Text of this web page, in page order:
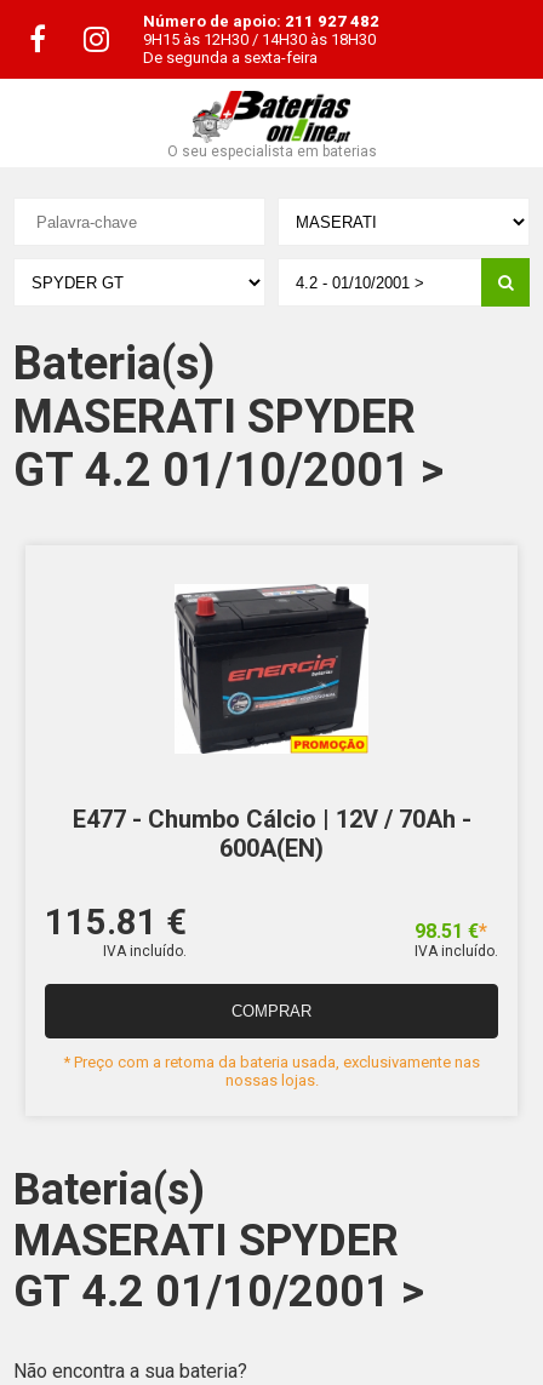
Número de apoio: 211 927 482
9H15 às 12H30 / 14H30 às 18H30
De segunda a sexta-feira
O seu especialista em baterias
Bateria(s)
MASERATI SPYDER
GT 4.2 01/10/2001 >
E477 - Chumbo Cálcio | 12V / 70Ah -
600A(EN)
115.81 €
IVA incluído.
98.51 €*
IVA incluído.
COMPRAR
* Preço com a retoma da bateria usada, exclusivamente nas
nossas lojas.
Bateria(s)
MASERATI SPYDER
GT 4.2 01/10/2001 >
Não encontra a sua bateria?